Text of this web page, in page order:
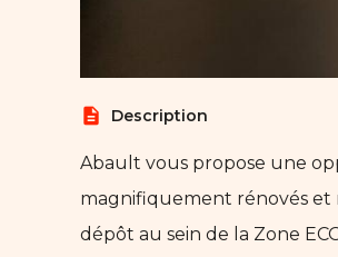
description Description
Abault vous propose une
magnifiquement rénovés et
dépôt au sein de la Zone